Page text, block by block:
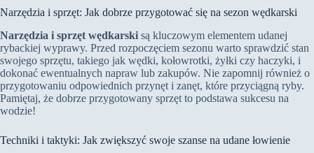
Narzędzia i sprzęt: Jak dobrze przygotować się na sezon wędkarski
Narzędzia i sprzęt wędkarski są kluczowym elementem udanej
rybackiej wyprawy. Przed rozpoczęciem sezonu warto sprawdzić stan
swojego sprzętu, takiego jak wędki, kołowrotki, żyłki czy haczyki, i
dokonać ewentualnych napraw lub zakupów. Nie zapomnij również o
przygotowaniu odpowiednich przynęt i zanęt, które przyciągną ryby.
Pamiętaj, że dobrze przygotowany sprzęt to podstawa sukcesu na
wodzie!
Techniki i taktyki: Jak zwiększyć swoje szanse na udane łowienie